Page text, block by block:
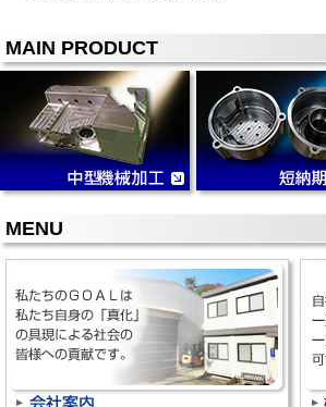
MAIN PRODUCT
MENU